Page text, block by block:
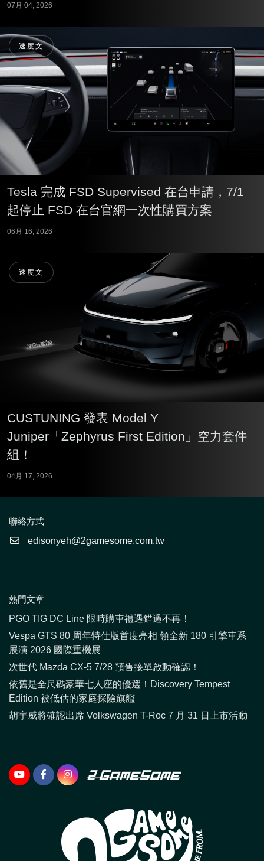
07月 04, 2026
速度文
Tesla 完成 FSD Supervised 在台申請，7/1
起停止 FSD 在台官網一次性購買方案
06月 16, 2026
速度文
CUSTUNING 發表 Model Y
Juniper「Zephyrus First Edition」空力套件
組！
04月 17, 2026
聯絡方式
edisonyeh@2gamesome.com.tw
熱門文章
PGO TIG DC Line 限時購車禮遇錯過不再！
Vespa GTS 80 周年特仕版首度亮相 領全新 180 引擎車系
展演 2026 國際重機展
次世代 Mazda CX-5 7/28 預售接單啟動確認！
依舊是全尺碼豪華七人座的優選！Discovery Tempest
Edition 被低估的家庭探險旗艦
胡宇威將確認出席 Volkswagen T-Roc 7 月 31 日上市活動